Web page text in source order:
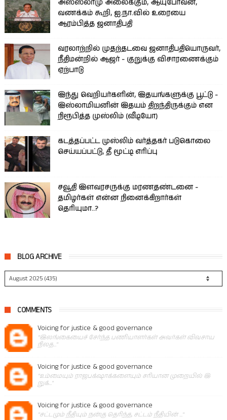
அஸ்ஸலாமு அலைக்கும், ஆயுபோவன்,
வணக்கம் கூறி, ஐ.நா.வில் உரையை
ஆரம்பித்த ஜனாதிபதி
வரலாற்றில் முதற்தடவை ஜனாதிபதியொருவர்,
நீதிமன்றில் ஆஜர் - குறுக்கு விசாரணைக்கும்
ஏற்பாடு
இந்து வெறியர்களின், இதயங்களுக்கு பூட்டு -
இஸ்லாமியனின் இதயம் திறந்திருக்கும் என
நிரூபித்த முஸ்லிம் (வீடியோ)
கடத்தப்பட்ட முஸ்லிம் வர்த்தகர் படுகொலை
செய்யப்பட்டு, தீ மூட்டி எரிப்பு
சவூதி இளவரசருக்கு மரணதண்டனை -
தமிழர்கள் என்ன நினைக்கிறார்கள்
தெரியுமா..?
BLOG ARCHIVE
COMMENTS
Voicing for justice & good governance
"இலங்கையைச் சேர்ந்த பணியாளர்கள் அவர்கள் விவசாய
நிலத..."
Voicing for justice & good governance
"உம்மையும் ராஜபக்‌ஷாக்களையும் சரியான முறையில் இ
றுக்..."
Voicing for justice & good governance
"சட்டமும் நீதியும் நன்கு தெரிந்த, சட்டம் நீதியின் ..."